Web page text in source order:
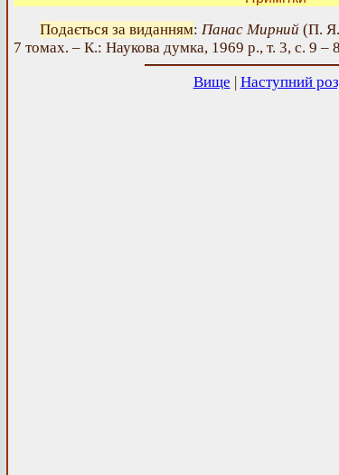
Подається за виданням: Панас Мирний (П. Я.
7 томах. – К.: Наукова думка, 1969 р., т. 3, с. 9 –
Вище | Наступний